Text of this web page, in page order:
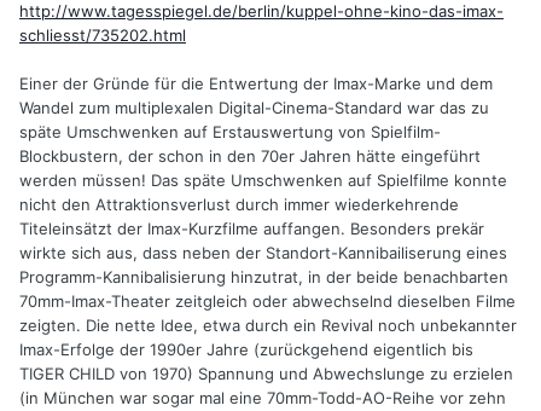
http://www.tagesspiegel.de/berlin/kuppel-ohne-kino-das-imax-
schliesst/735202.html
Einer der Gründe für die Entwertung der Imax-Marke und dem
Wandel zum multiplexalen Digital-Cinema-Standard war das zu
späte Umschwenken auf Erstauswertung von Spielfilm-
Blockbustern, der schon in den 70er Jahren hätte eingeführt
werden müssen! Das späte Umschwenken auf Spielfilme konnte
nicht den Attraktionsverlust durch immer wiederkehrende
Titeleinsätzt der Imax-Kurzfilme auffangen. Besonders prekär
wirkte sich aus, dass neben der Standort-Kannibailiserung eines
Programm-Kannibalisierung hinzutrat, in der beide benachbarten
70mm-Imax-Theater zeitgleich oder abwechselnd dieselben Filme
zeigten. Die nette Idee, etwa durch ein Revival noch unbekannter
Imax-Erfolge der 1990er Jahre (zurückgehend eigentlich bis
TIGER CHILD von 1970) Spannung und Abwechslunge zu erzielen
(in München war sogar mal eine 70mm-Todd-AO-Reihe vor zehn